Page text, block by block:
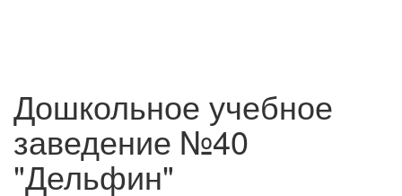
Дошкольное учебное
заведение №40
"Дельфин"